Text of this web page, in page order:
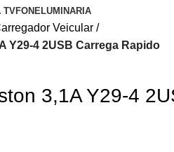
TVFONELUMINARIA
Veicular
Y29-4 2USB Carrega Rapido
3,1A Y29-4